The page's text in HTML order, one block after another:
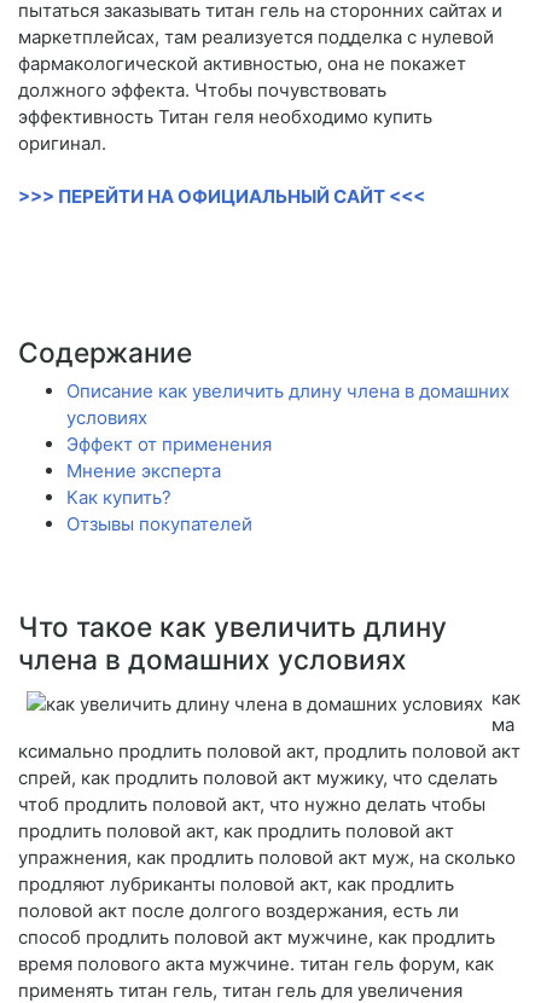
пытаться заказывать титан гель на сторонних сайтах и
маркетплейсах, там реализуется подделка с нулевой
фармакологической активностью, она не покажет
должного эффекта. Чтобы почувствовать
эффективность Титан геля необходимо купить
оригинал.
>>> ПЕРЕЙТИ НА ОФИЦИАЛЬНЫЙ САЙТ <<<
Содержание
Описание как увеличить длину члена в домашних
условиях
Эффект от применения
Мнение эксперта
Как купить?
Отзывы покупателей
Что такое как увеличить длину
члена в домашних условиях
как
ма
ксимально продлить половой акт, продлить половой акт
спрей, как продлить половой акт мужику, что сделать
чтоб продлить половой акт, что нужно делать чтобы
продлить половой акт, как продлить половой акт
упражнения, как продлить половой акт муж, на сколько
продляют лубриканты половой акт, как продлить
половой акт после долгого воздержания, есть ли
способ продлить половой акт мужчине, как продлить
время полового акта мужчине. титан гель форум, как
применять титан гель, титан гель для увеличения